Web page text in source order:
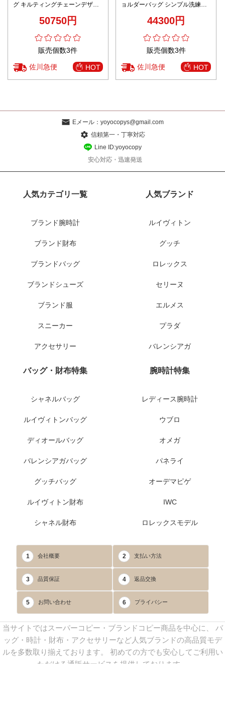
グ キルティングチェーンデザイ
50750円
販売個数3件
佐川急便 HOT
ョルダーバッグ シンプル洗練デ
44300円
販売個数3件
佐川急便 HOT
Eメール： yoyocopys@gmail.com
信頼第一・丁寧対応
Line ID:yoyocopy
安心対応・迅速発送
人気カテゴリ一覧
ブランド腕時計
ブランド財布
ブランドバッグ
ブランドシューズ
ブランド服
スニーカー
アクセサリー
人気ブランド
ルイヴィトン
グッチ
ロレックス
セリーヌ
エルメス
プラダ
バレンシアガ
バッグ・財布特集
シャネルバッグ
ルイヴィトンバッグ
ディオールバッグ
バレンシアガバッグ
グッチバッグ
ルイヴィトン財布
シャネル財布
腕時計特集
レディース腕時計
ウブロ
オメガ
パネライ
オーデマピゲ
IWC
ロレックスモデル
1 会社概要 2 支払い方法
3 品質保証 4 返品交換
5 お問い合わせ 6 プライバシー
当サイトではスーパーコピー・ブランドコピー商品を中心に、 バ
ッグ・時計・財布・アクセサリーなど人気ブランドの高品質モデ
ルを多数取り揃えております。 初めての方でも安心してご利用い
ただける通販サービスを提供しております。